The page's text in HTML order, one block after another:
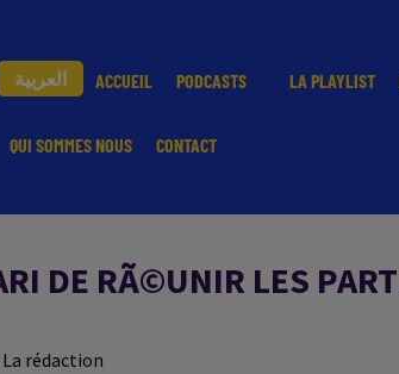
العربية ACCUEIL PODCASTS LA PLAYLIST
QUI SOMMES NOUS CONTACT
DE RÃ©UNIR LES
La rédaction